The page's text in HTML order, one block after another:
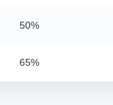
50%
65%